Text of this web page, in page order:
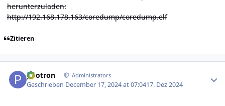
herunterzuladen:
http://192.168.178.163/coredump/coredump.elf
Zitieren
photron Administrators
Geschrieben December 17, 2024 at 07:0417. Dez 2024